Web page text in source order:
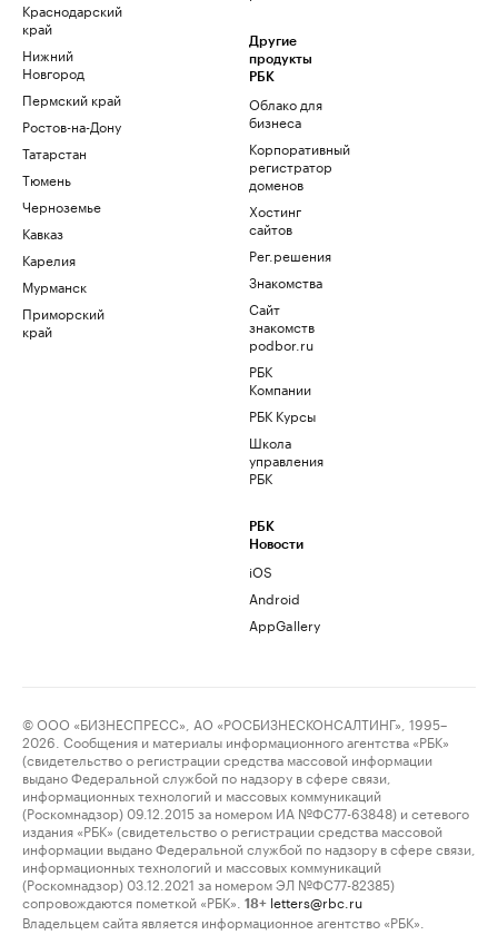
Краснодарский
край
Нижний
Новгород
Пермский край
Ростов-на-Дону
Татарстан
Тюмень
Черноземье
Кавказ
Карелия
Мурманск
Приморский
край
Другие
продукты
РБК
Облако для
бизнеса
Корпоративный
регистратор
доменов
Хостинг
сайтов
Рег.решения
Знакомства
Сайт
знакомств
podbor.ru
РБК
Компании
РБК Курсы
Школа
управления
РБК
РБК
Новости
iOS
Android
AppGallery
© ООО «БИЗНЕСПРЕСС», АО «РОСБИЗНЕСКОНСАЛТИНГ», 1995–
2026. Сообщения и материалы информационного агентства «РБК»
(свидетельство о регистрации средства массовой информации
выдано Федеральной службой по надзору в сфере связи,
информационных технологий и массовых коммуникаций
(Роскомнадзор) 09.12.2015 за номером ИА №ФС77-63848) и сетевого
издания «РБК» (свидетельство о регистрации средства массовой
информации выдано Федеральной службой по надзору в сфере связи,
информационных технологий и массовых коммуникаций
(Роскомнадзор) 03.12.2021 за номером ЭЛ №ФС77-82385)
сопровождаются пометкой «РБК».
18+ letters@rbc.ru
Владельцем сайта является информационное агентство «РБК».